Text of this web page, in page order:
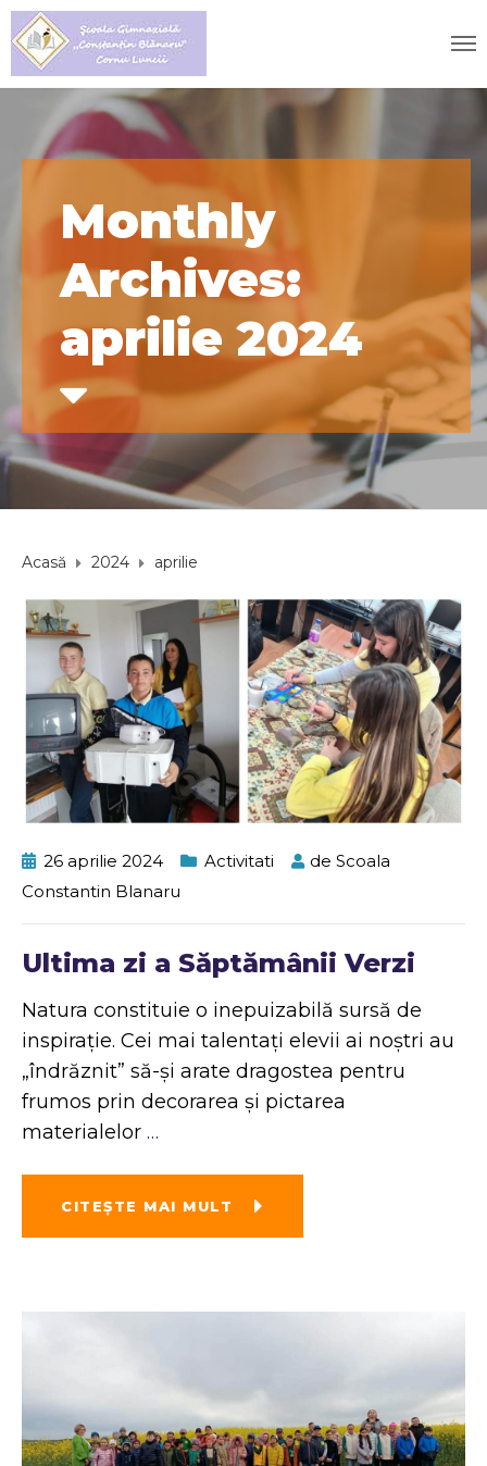
Monthly
Archives:
aprilie 2024
Acasă 2024 aprilie
26 aprilie 2024 Activitati de Scoala
Constantin Blanaru
Ultima zi a Săptămânii Verzi
Natura constituie o inepuizabilă sursă de
inspirație. Cei mai talentați elevii ai noștri au
„îndrăznit” să-și arate dragostea pentru
frumos prin decorarea și pictarea
materialelor …
CITEŞTE MAI MULT